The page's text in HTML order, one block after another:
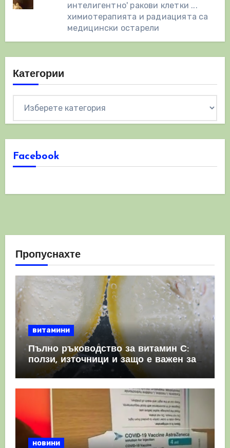
интелигентно' ракови клетки ...
химиотерапията и радиацията са
медицински остарели
Категории
Facebook
Пропуснахте
витамини
Пълно ръководство за витамин С:
ползи, източници и защо е важен за
имунната система
новини